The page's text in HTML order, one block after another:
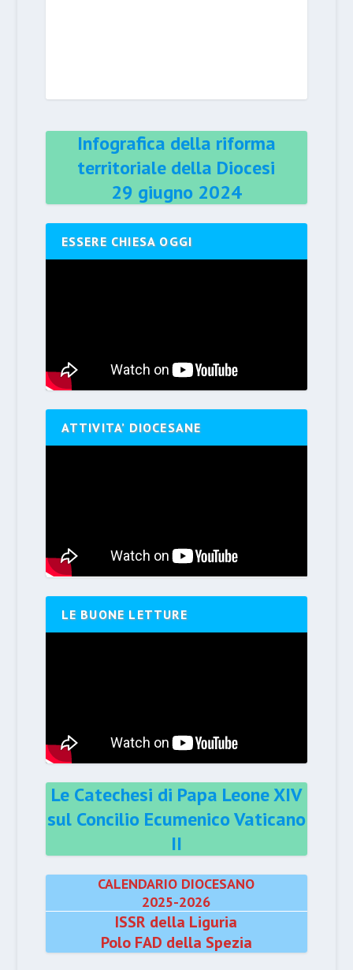
Infografica della riforma
territoriale della Diocesi
29 giugno 2024
ESSERE CHIESA OGGI
ATTIVITA’ DIOCESANE
LE BUONE LETTURE
Le Catechesi di Papa Leone XIV
sul Concilio Ecumenico Vaticano
II
CALENDARIO DIOCESANO
2025-2026
ISSR della Liguria
Polo FAD della Spezia